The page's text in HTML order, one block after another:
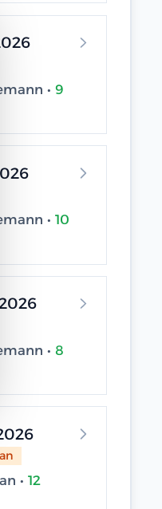
Trainingscenter Heinemann • 9
Trainingscenter Heinemann • 10
Trainingscenter Heinemann • 8
Trainingscenter Mukran • 12